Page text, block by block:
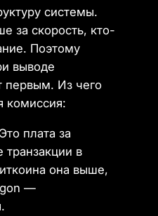
системы.
за скорость, кто-
Поэтому
выводе
первым. Из чего
комиссия:
плата за
транзакции в
она выше,
—